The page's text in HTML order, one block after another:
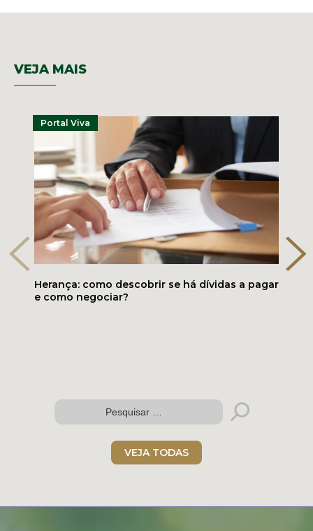
Folder digital
VEJA MAIS
Portal Viva
Herança: como descobrir se há dívidas a pagar
e como negociar?
VEJA TODAS